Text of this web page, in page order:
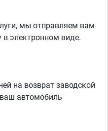
мы отправляем вам
электронном виде.
на возврат заводской
автомобиль